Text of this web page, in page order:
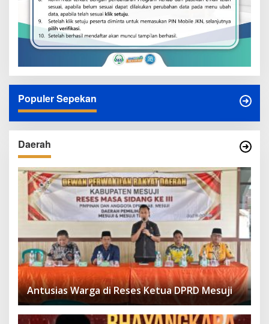
Populer Sepekan
Daerah
Antusias Warga di Reses Ketua DPRD Mesuji